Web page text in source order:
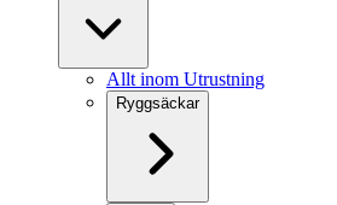
Allt inom Utrustning
Ryggsäckar